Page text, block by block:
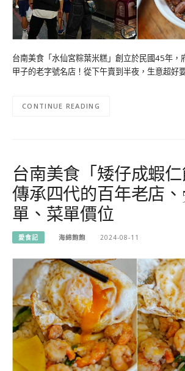
台南美食「水仙宮粽葉米糕」創立於民國45年，
甲子的老字號名店！從下午賣到半夜，生意超好
CONTINUE READING
台南美食「矮仔成蝦
傳承四代的百年老店、
單、菜單價位
愛食記 海綿飽飽 2024-08-11